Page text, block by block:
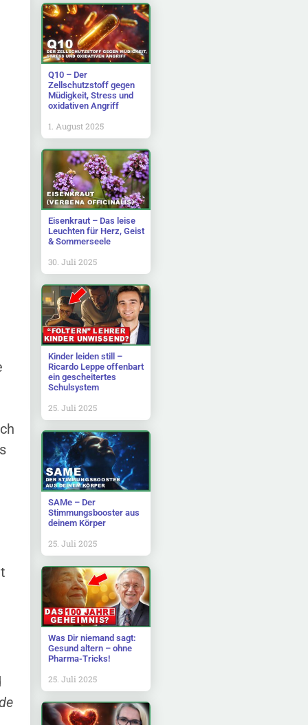
Q10 – Der
Zellschutzstoff gegen
Müdigkeit, Stress und
oxidativen Angriff
1. August 2025
Eisenkraut – Das leise
Leuchten für Herz, Geist
& Sommerseele
30. Juli 2025
Kinder leiden still –
Ricardo Leppe offenbart
ein gescheitertes
Schulsystem
25. Juli 2025
SAMe – Der
Stimmungsbooster aus
deinem Körper
25. Juli 2025
Was Dir niemand sagt:
Gesund altern – ohne
Pharma-Tricks!
25. Juli 2025